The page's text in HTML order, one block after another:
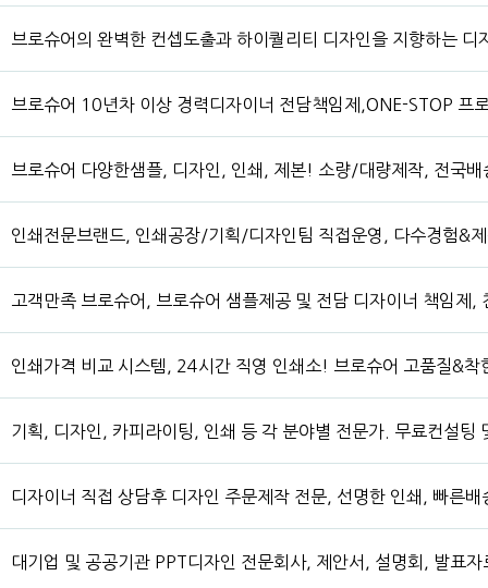
브로슈어의 완벽한 컨셉도출과 하이퀄리티 디자인을 지향하는 디
브로슈어 10년차 이상 경력디자이너 전담책임제,ONE-STOP 프
브로슈어 다양한샘플, 디자인, 인쇄, 제본! 소량/대량제작, 전국배
인쇄전문브랜드, 인쇄공장/기획/디자인팀 직접운영, 다수경험&
고객만족 브로슈어, 브로슈어 샘플제공 및 전담 디자이너 책임제,
인쇄가격 비교 시스템, 24시간 직영 인쇄소! 브로슈어 고품질&착
기획, 디자인, 카피라이팅, 인쇄 등 각 분야별 전문가. 무료컨설팅
디자이너 직접 상담후 디자인 주문제작 전문, 선명한 인쇄, 빠른배
대기업 및 공공기관 PPT디자인 전문회사, 제안서, 설명회, 발표자